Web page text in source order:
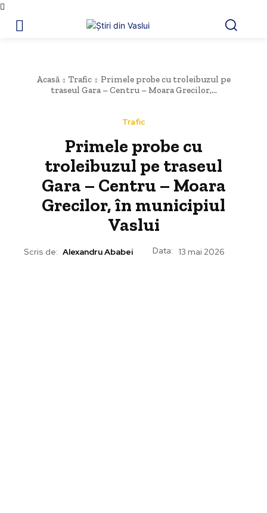
Acasă Trafic
Primele probe cu troleibuzul pe
traseul Gara – Centru – Moara Grecilor,...
Trafic
Primele probe cu
troleibuzul pe traseul
Gara – Centru – Moara
Grecilor, în municipiul
Vaslui
Scris de: Alexandru Ababei Data: 13 mai 2026